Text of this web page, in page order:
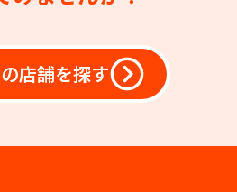
店舗を探す